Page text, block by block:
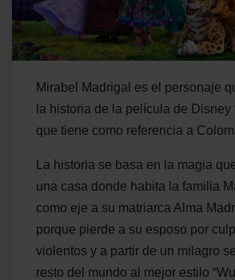
Mirabel Madrigal es el personaje
la historia de la película de Disney
que tiene como referencia a
La historia se basa en la magia
una casa donde habita la familia
como eje a su matriarca Alma
porque pierde a su esposo por
violentos y a partir de un milagro
resto del mundo al mejor estilo